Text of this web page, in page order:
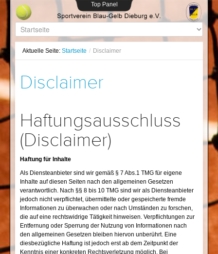
Top Panel
Aktuelle Seite:Startseite / Disclaimer
Disclaimer
Haftungsausschluss
(Disclaimer)
Haftung für Inhalte
Als Diensteanbieter sind wir gemäß § 7 Abs.1 TMG für eigene
Inhalte auf diesen Seiten nach den allgemeinen Gesetzen
verantwortlich. Nach §§ 8 bis 10 TMG sind wir als Diensteanbieter
jedoch nicht verpflichtet, übermittelte oder gespeicherte fremde
Informationen zu überwachen oder nach Umständen zu forschen,
die auf eine rechtswidrige Tätigkeit hinweisen. Verpflichtungen zur
Entfernung oder Sperrung der Nutzung von Informationen nach
den allgemeinen Gesetzen bleiben hiervon unberührt. Eine
diesbezügliche Haftung ist jedoch erst ab dem Zeitpunkt der
Kenntnis einer konkreten Rechtsverletzung möglich. Bei